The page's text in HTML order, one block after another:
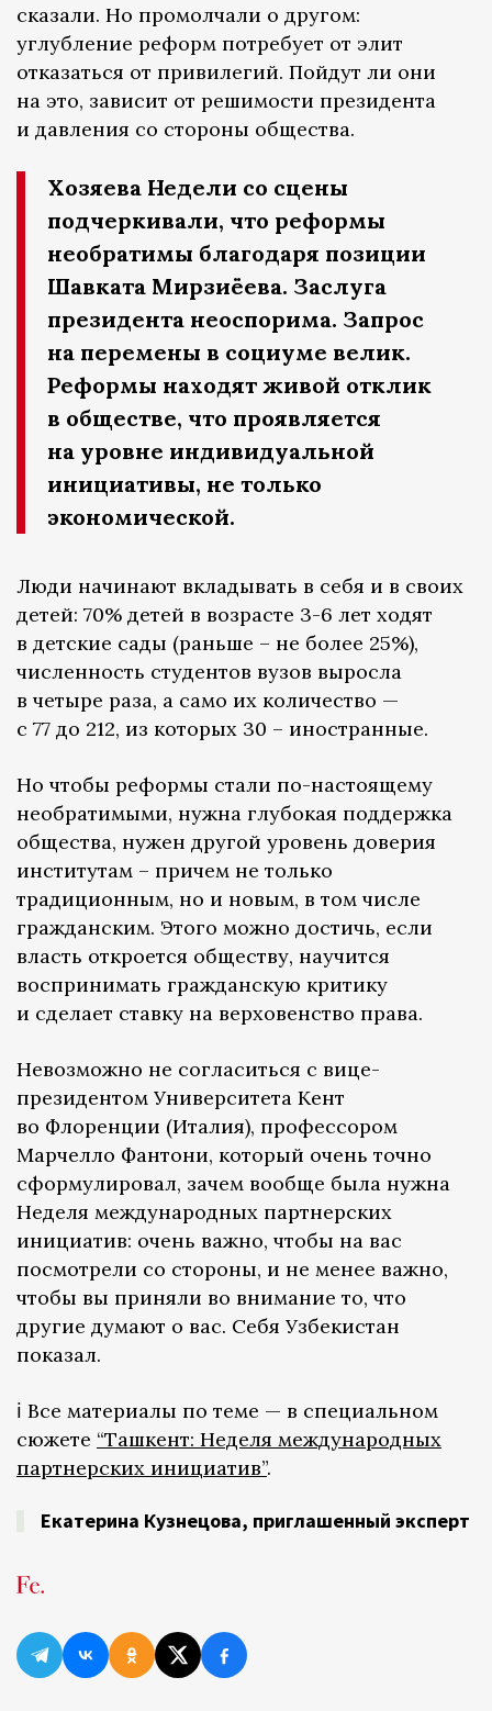
сказали. Но промолчали о другом:
углубление реформ потребует от элит
отказаться от привилегий. Пойдут ли они
на это, зависит от решимости президента
и давления со стороны общества.
Хозяева Недели со сцены
подчеркивали, что реформы
необратимы благодаря позиции
Шавката Мирзиёева. Заслуга
президента неоспорима. Запрос
на перемены в социуме велик.
Реформы находят живой отклик
в обществе, что проявляется
на уровне индивидуальной
инициативы, не только
экономической.
Люди начинают вкладывать в себя и в своих
детей: 70% детей в возрасте 3-6 лет ходят
в детские сады (раньше – не более 25%),
численность студентов вузов выросла
в четыре раза, а само их количество —
с 77 до 212, из которых 30 – иностранные.
Но чтобы реформы стали по-настоящему
необратимыми, нужна глубокая поддержка
общества, нужен другой уровень доверия
институтам – причем не только
традиционным, но и новым, в том числе
гражданским. Этого можно достичь, если
власть откроется обществу, научится
воспринимать гражданскую критику
и сделает ставку на верховенство права.
Невозможно не согласиться с вице-
президентом Университета Кент
во Флоренции (Италия), профессором
Марчелло Фантони, который очень точно
сформулировал, зачем вообще была нужна
Неделя международных партнерских
инициатив: очень важно, чтобы на вас
посмотрели со стороны, и не менее важно,
чтобы вы приняли во внимание то, что
другие думают о вас. Себя Узбекистан
показал.
ℹ️ Все материалы по теме — в специальном
сюжете “Ташкент: Неделя международных
партнерских инициатив”.
Екатерина Кузнецова, приглашенный эксперт